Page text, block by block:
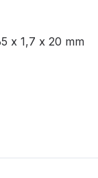
x 1,7 x 20 mm